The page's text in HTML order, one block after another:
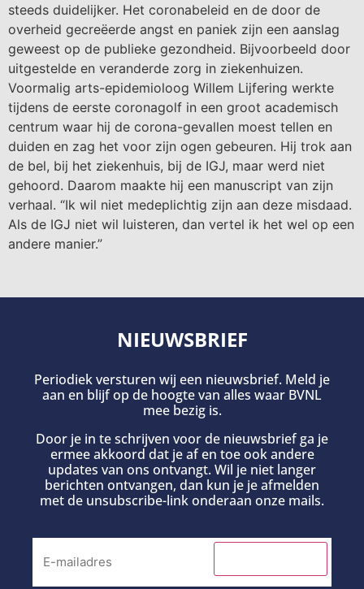
steeds duidelijker. Het coronabeleid en de door de
overheid gecreëerde angst en paniek zijn een aanslag
geweest op de publieke gezondheid. Bijvoorbeeld door
uitgestelde en veranderde zorg in ziekenhuizen.
Voormalig arts-epidemioloog Willem Lijfering werkte
tijdens de eerste coronagolf in een groot academisch
centrum waar hij de corona-gevallen moest tellen en
duiden en zag het voor zijn ogen gebeuren. Hij trok aan
de bel, bij het ziekenhuis, bij de IGJ, maar werd niet
gehoord. Daarom maakte hij een manuscript van zijn
verhaal. “Ik wil niet medeplichtig zijn aan deze misdaad.
Als de IGJ niet wil luisteren, dan vertel ik het wel op een
andere manier.”
NIEUWSBRIEF
Periodiek versturen wij een nieuwsbrief. Meld je
aan en blijf op de hoogte van alles waar BVNL
mee bezig is.
Door je in te schrijven voor de nieuwsbrief ga je
ermee akkoord dat je af en toe ook andere
updates van ons ontvangt. Wil je niet langer
berichten ontvangen, dan kun je je afmelden
met de unsubscribe-link onderaan onze mails.